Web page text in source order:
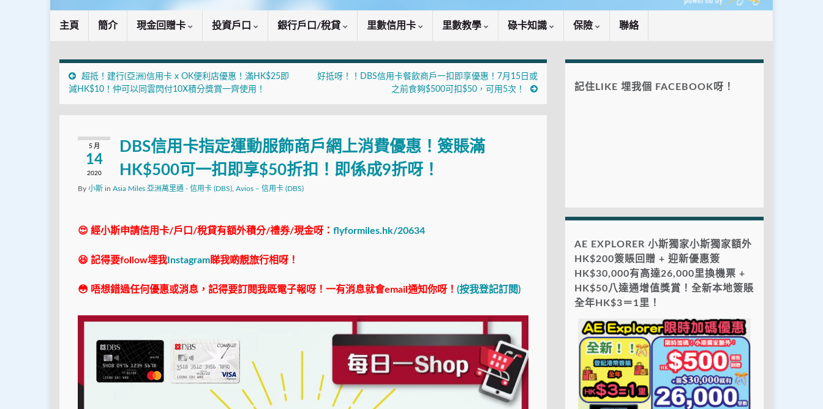
主頁 簡介 現金回贈卡 投資戶口 銀行戶口/稅貸 里數信用卡 里數教學 碌卡知識 保險 聯絡
超抵！建行(亞洲)信用卡 x OK便利店優惠！滿HK$25即
減HK$10！仲可以同雲閃付10X積分獎賞一齊使用！
好抵呀！！DBS信用卡餐飲商戶一扣即享優惠！7月15日或
之前食夠$500可扣$50，可用5次！
5 月
14
2020
DBS信用卡指定運動服飾商戶網上消費優惠！簽賬滿
HK$500可一扣即享$50折扣！即係成9折呀！
By 小斯 in Asia Miles 亞洲萬里通 - 信用卡 (DBS) Avios – 信用卡 (DBS)
😍 經小斯申請信用卡/戶口/稅貸有額外積分/禮券/現金呀： flyformiles.hk/20634
😆 記得要follow埋我 Instagram睇我啲靚旅行相呀！
😳 唔想錯過任何優惠或消息，記得要訂閱我既電子報呀！一有消息就會email通知你呀！ (按我登記訂閱)
記住LIKE 埋我個 FACEBOOK呀！
AE EXPLORER 小斯獨家小斯獨家額外
HK$200簽賬回贈 + 迎新優惠簽
HK$30,000有高達26,000里換機票 +
HK$50八達通增值獎賞！全新本地簽賬
全年HK$3＝1里！